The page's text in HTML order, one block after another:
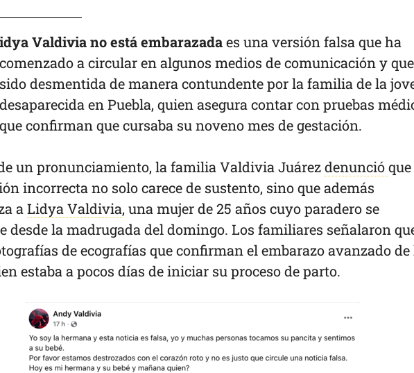
idya Valdivia no está embarazadaes una versión falsa que ha
comenzado a circular en algunos medios de comunicación y
sido desmentida de manera contundente por la familia de la
desaparecida en Puebla, quien asegura contar con pruebas
que confirman que cursaba su noveno mes de gestación.
un pronunciamiento, la familia Valdivia Juárezdenunció
incorrecta no solo carece de sustento, sino que además
a Lidya Valdivia, una mujer de 25 años cuyo paradero se
desde la madrugada del domingo. Los familiares señalaron
de ecografías que confirman el embarazo avanzado de
estaba a pocos días de iniciar su proceso de parto.